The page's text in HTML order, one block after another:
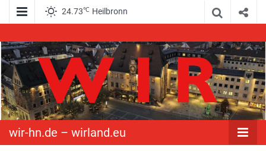
24.73℃ Heilbronn
wir-hn.de –
wirland.eu
wir-hn.de – wirland.eu